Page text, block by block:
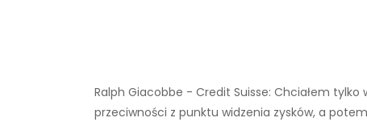
Ralph Giacobbe - Credit Suisse: Chciałem
przeciwności z punktu widzenia zysków, a